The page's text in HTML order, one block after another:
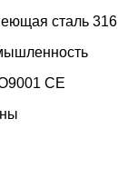
сталь 316
CE